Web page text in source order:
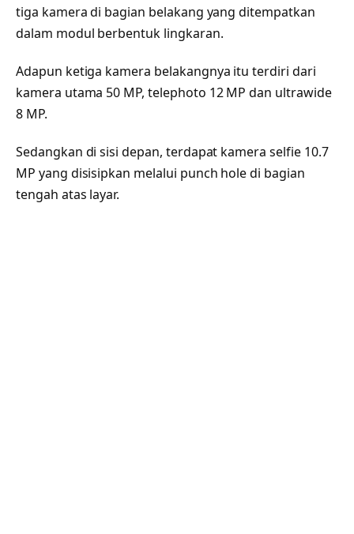
tiga kamera di bagian belakang yang ditempatkan
dalam modul berbentuk lingkaran.
Adapun ketiga kamera belakangnya itu terdiri dari
kamera utama 50 MP, telephoto 12 MP dan ultrawide
8 MP.
Sedangkan di sisi depan, terdapat kamera selfie 10.7
MP yang disisipkan melalui punch hole di bagian
tengah atas layar.